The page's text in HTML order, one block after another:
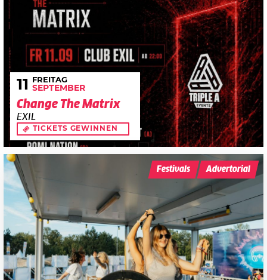
11 FREITAG
SEPTEMBER
Change The Matrix
EXIL
TICKETS GEWINNEN
Festivals Advertorial